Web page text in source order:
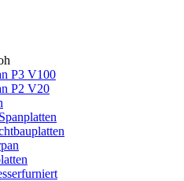
P3 V100
P2 V20